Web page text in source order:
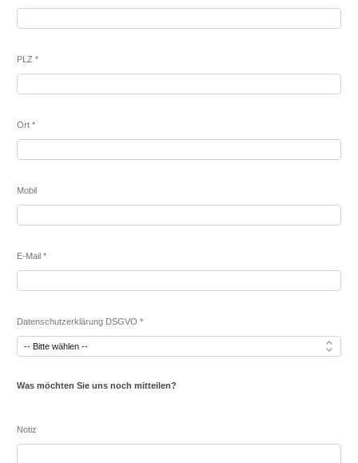
PLZ *
Ort *
Mobil
E-Mail *
Datenschutzerklärung DSGVO *
Was möchten Sie uns noch mitteilen?
Notiz